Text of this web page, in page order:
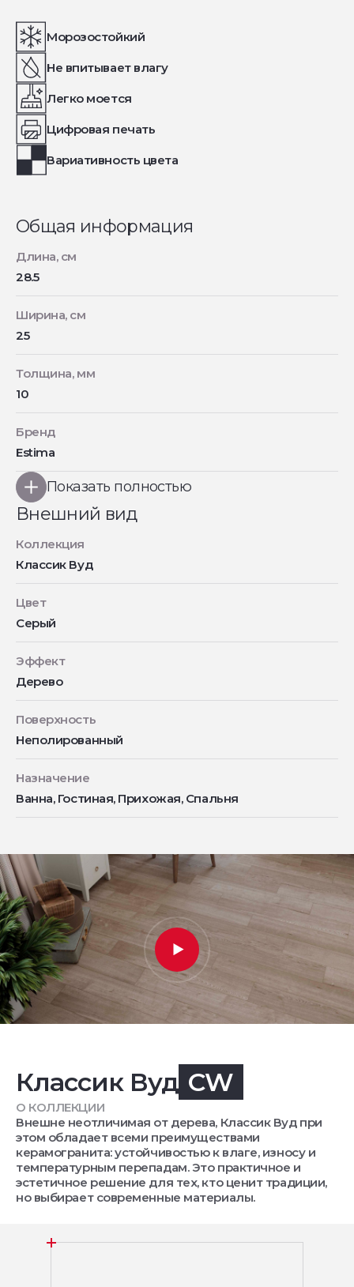
Морозостойкий
Не впитывает влагу
Легко моется
Цифровая печать
Вариативность цвета
Общая информация
Длина, см
28.5
Ширина, см
25
Толщина, мм
10
Бренд
Estima
Показать полностью
Внешний вид
Коллекция
Классик Вуд
Цвет
Серый
Эффект
Дерево
Поверхность
Неполированный
Назначение
Ванна, Гостиная, Прихожая, Спальня
Классик Вуд CW
О КОЛЛЕКЦИИ
Внешне неотличимая от дерева, Классик Вуд при
этом обладает всеми преимуществами
керамогранита: устойчивостью к влаге, износу и
температурным перепадам. Это практичное и
эстетичное решение для тех, кто ценит традиции,
но выбирает современные материалы.